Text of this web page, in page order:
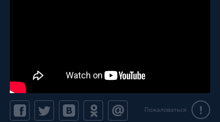
Пожаловаться !